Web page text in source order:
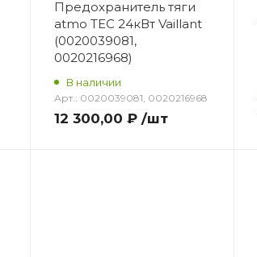
Предохранитель тяги
atmo TEC 24кВт Vaillant
(0020039081,
0020216968)
В наличии
Арт.: 0020039081, 0020216968
12 300,00 ₽/шт